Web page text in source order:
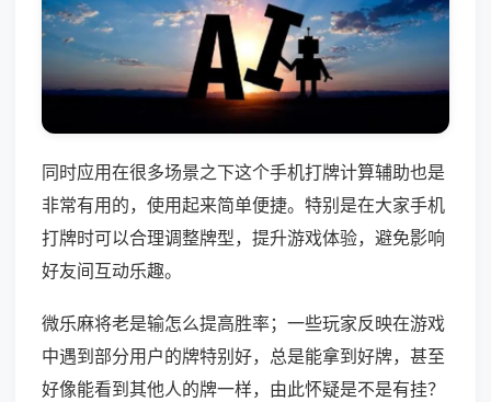
同时应用在很多场景之下这个手机打牌计算辅助也是
非常有用的，使用起来简单便捷。特别是在大家手机
打牌时可以合理调整牌型，提升游戏体验，避免影响
好友间互动乐趣。
微乐麻将老是输怎么提高胜率；一些玩家反映在游戏
中遇到部分用户的牌特别好，总是能拿到好牌，甚至
好像能看到其他人的牌一样，由此怀疑是不是有挂？